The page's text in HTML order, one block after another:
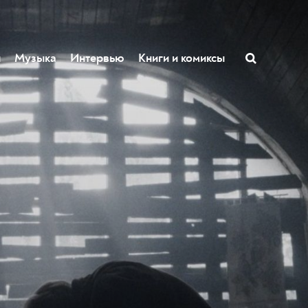
Музыка Интервью Книги и комиксы